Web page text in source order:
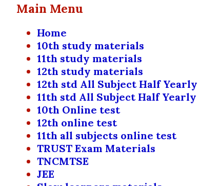
Main Menu
Home
10th study materials
11th study materials
12th study materials
12th std All Subject Half
11th std All Subject Half
10th Online test
12th online test
11th all subjects online test
TRUST Exam Materials
TNCMTSE
JEE